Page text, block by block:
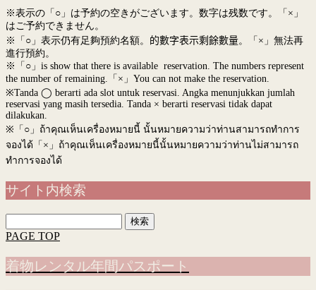
※表示の「○」は予約の空きがございます。数字は残数です。「×」
はご予約できません。
※「○」表示仍有足夠預約名額。 的數字表示剩餘數量。「×」無法再
進行預約。
※「○」is show that there is available reservation. The numbers represent
the number of remaining.「×」You can not make the reservation.
※Tanda ◯ berarti ada slot untuk reservasi. Angka menunjukkan jumlah
reservasi yang masih tersedia. Tanda × berarti reservasi tidak dapat
dilakukan.
※ 「○」ถ้าคุณเห็นเครื่องหมายนี้ นั้นหมายความว่าท่านสามารถทำการ
จองได้「×」ถ้าคุณเห็นเครื่องหมายนี้นั้นหมายความว่าท่านไม่สามารถ
ทำการจองได้
サイト内検索
索:
PAGE TOP
着物レンタル年間パスポート